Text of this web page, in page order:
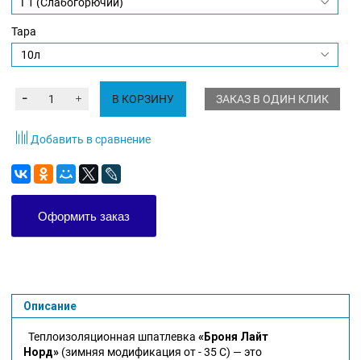
Тара
В КОРЗИНУ ЗАКАЗ В ОДИН КЛИК
Добавить в сравнение
Оформить заказ
Описание
Теплоизоляционная шпатлевка «Броня Лайт
Норд» (зимняя модификация от - 35 С) — это